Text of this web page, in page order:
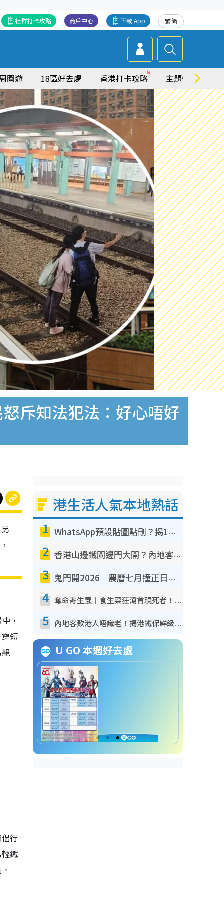
繁简
下載 App
商戶中心
社群打卡攻略
圍遊 18區好去處 香港打卡攻略 主題特集
斥知法犯法：好心唔好
，
短
行
鐵
港生活人氣本地熱話
1 WhatsApp預設貼圖點刪？揭1招「反向操作」還原簡潔介面 附3步實測教學
2 香港山邊鐵閘邊門大開？內地客困惑意義何在！網民神回覆：呢種叫法理性防禦
3 鬼門開2026｜農曆七月撞正日全食特別邪？專家警告切忌做一事！揭4大禁忌+2招保平安
4 奪命寄生蟲｜食生菜狂瀉首現死者！疫潮惡化錄1.8萬宗病例 揭洗菜3大謬誤
5 內地客歎港人唔識老！揭港鐵保鮮級冷氣 港人求放過：咪投訴
U GO 本週好去處